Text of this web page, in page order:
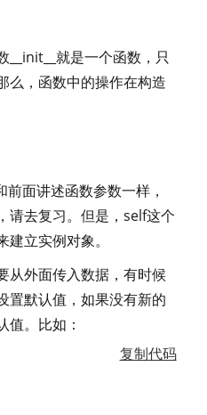
__init__就是一个函数，只
么，函数中的操作在构造
面讲述函数参数一样，
请去复习。但是，self这个
立实例对象。
从外面传入数据，有时候
置默认值，如果没有新的
值。比如：
复制代码